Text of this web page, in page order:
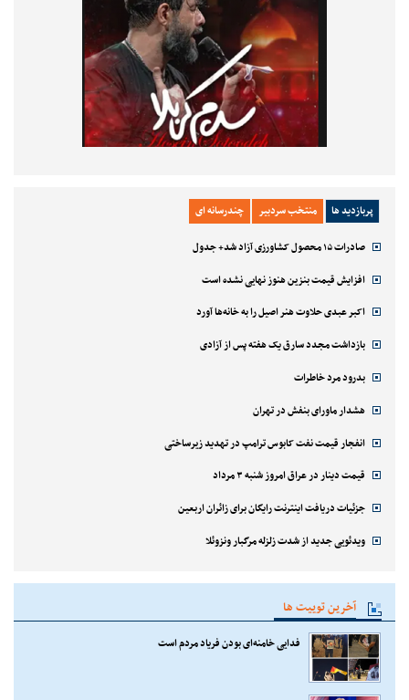
پربازدید ها منتخب سردبیر چندرسانه ای
صادرات ۱۵ محصول کشاورزی آزاد شد+ جدول
افزایش قیمت بنزین هنوز نهایی نشده است
اکبر عبدی حلاوت هنر اصیل را به خانه‌ها آورد
بازداشت مجدد سارق یک هفته پس از آزادی
بدرود مرد خاطرات
هشدار ماورای بنفش در تهران
انفجار قیمت نفت کابوس ترامپ در تهدید زیرساختی
قیمت دینار در عراق امروز شنبه ۳ مرداد
جزئیات دریافت اینترنت رایگان برای زائران اربعین
ویدئویی جدید از شدت زلزله مرگبار ونزوئلا
آخرین توییت ها
فدایی خامنه‌ای بودن فریاد مردم است